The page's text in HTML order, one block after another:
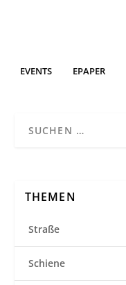
EVENTS EPAPER
THEMEN
Straße
Schiene